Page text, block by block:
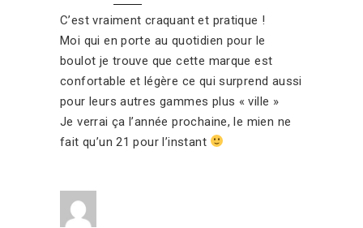
C’est vraiment craquant et pratique !
Moi qui en porte au quotidien pour le
boulot je trouve que cette marque est
confortable et légère ce qui surprend aussi
pour leurs autres gammes plus « ville »
Je verrai ça l’année prochaine, le mien ne
fait qu’un 21 pour l’instant